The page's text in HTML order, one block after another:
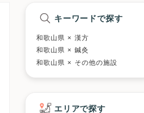
キーワードで探す
和歌山県 × 漢方
和歌山県 × 鍼灸
和歌山県 × その他の施設
エリアで探す